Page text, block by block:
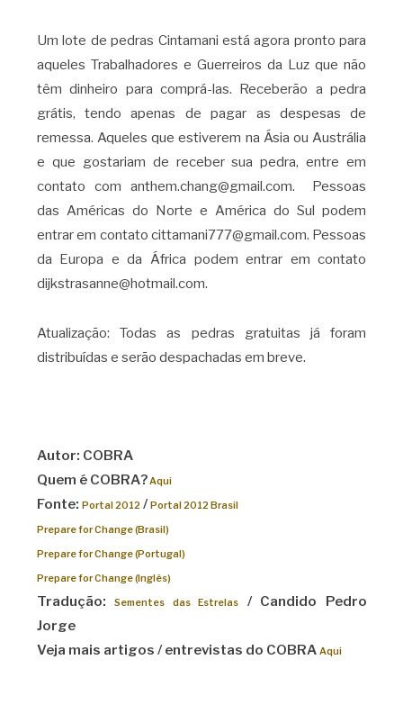
Um lote de pedras Cintamani está agora pronto para
aqueles Trabalhadores e Guerreiros da Luz que não
têm dinheiro para comprá-las. Receberão a pedra
grátis, tendo apenas de pagar as despesas de
remessa. Aqueles que estiverem na Ásia ou Austrália
e que gostariam de receber sua pedra, entre em
contato com anthem.chang@gmail.com. Pessoas
das Américas do Norte e América do Sul podem
entrar em contato cittamani777@gmail.com. Pessoas
da Europa e da África podem entrar em contato
dijkstrasanne@hotmail.com.
Atualização: Todas as pedras gratuitas já foram
distribuídas e serão despachadas em breve.
Autor: COBRA
Quem é COBRA?Aqui
Fonte: Portal 2012/ Portal 2012 Brasil
Prepare for Change (Brasil)
Prepare for Change (Portugal)
Prepare for Change (Inglês)
Tradução:Sementes das Estrelas
/ Candido Pedro
Jorge
Veja mais artigos / entrevistas do COBRA Aqui